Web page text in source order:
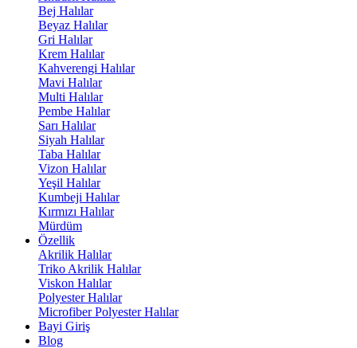
Bej Halılar
Beyaz Halılar
Gri Halılar
Krem Halılar
Kahverengi Halılar
Mavi Halılar
Multi Halılar
Pembe Halılar
Sarı Halılar
Siyah Halılar
Taba Halılar
Vizon Halılar
Yeşil Halılar
Kumbeji Halılar
Kırmızı Halılar
Mürdüm
Özellik
Akrilik Halılar
Triko Akrilik Halılar
Viskon Halılar
Polyester Halılar
Microfiber Polyester Halılar
Bayi Giriş
Blog